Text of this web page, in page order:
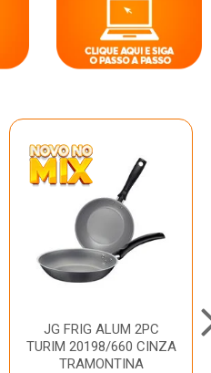
JG FRIG ALUM 2PC
TURIM 20198/660 CINZA
TRAMONTINA